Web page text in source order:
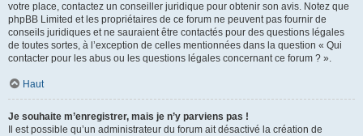
votre place, contactez un conseiller juridique pour obtenir son avis. Notez que
phpBB Limited et les propriétaires de ce forum ne peuvent pas fournir de
conseils juridiques et ne sauraient être contactés pour des questions légales
de toutes sortes, à l’exception de celles mentionnées dans la question « Qui
contacter pour les abus ou les questions légales concernant ce forum ? ».
Haut
Je souhaite m’enregistrer, mais je n’y parviens pas !
Il est possible qu’un administrateur du forum ait désactivé la création de